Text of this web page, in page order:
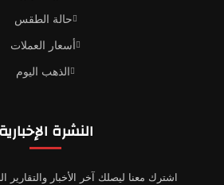
حالة الطقس
أسعار العملات
الذهب اليوم
النشرة الإخبارية
اشترك معنا ليصلك آخر الأخبار والتقارير